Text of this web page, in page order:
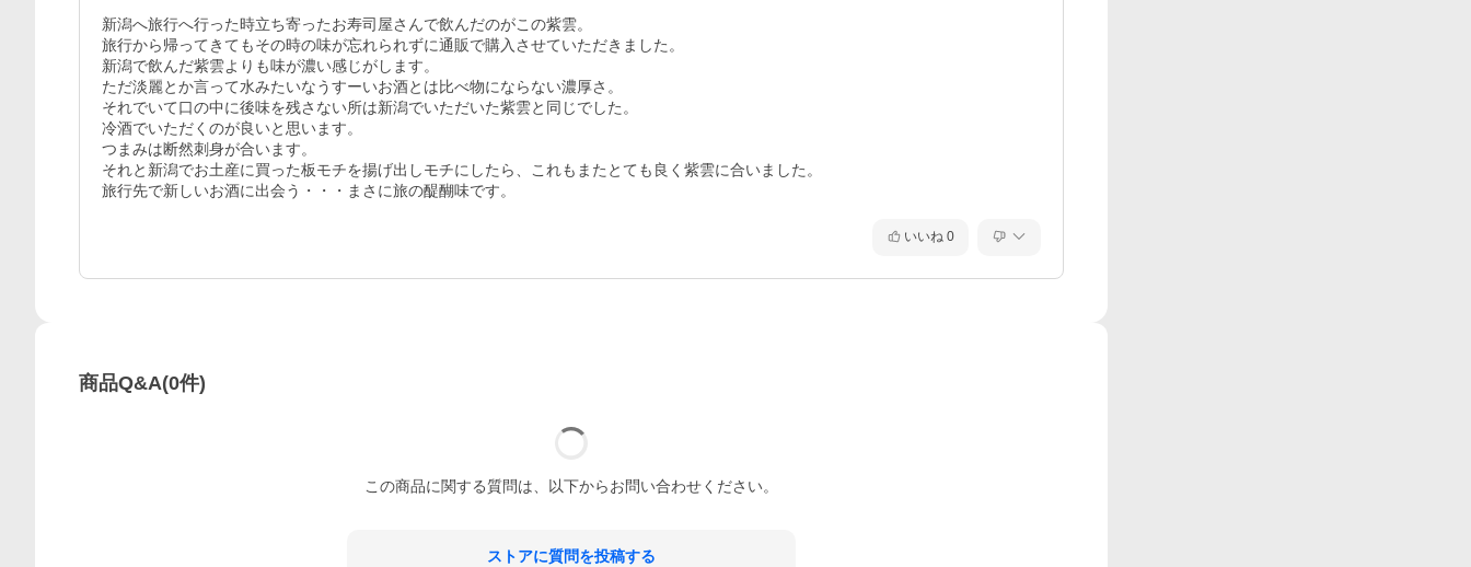
新潟へ旅行へ行った時立ち寄ったお寿司屋さんで飲んだのがこの紫雲。
旅行から帰ってきてもその時の味が忘れられずに通販で購入させていただきました。
新潟で飲んだ紫雲よりも味が濃い感じがします。
ただ淡麗とか言って水みたいなうすーいお酒とは比べ物にならない濃厚さ。
それでいて口の中に後味を残さない所は新潟でいただいた紫雲と同じでした。
冷酒でいただくのが良いと思います。
つまみは断然刺身が合います。
それと新潟でお土産に買った板モチを揚げ出しモチにしたら、これもまたとても良く紫雲に合いました。
旅行先で新しいお酒に出会う・・・まさに旅の醍醐味です。
いいね 0
商品Q&A(0件)
この商品に関する質問は、以下からお問い合わせください。
ストアに質問を投稿する